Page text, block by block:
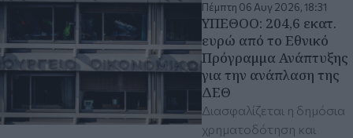
Πέμπτη 06 Αυγ 2026, 18:31
ΥΠΕΘΟΟ: 204,6 εκατ.
ευρώ από το Εθνικό
Πρόγραμμα Ανάπτυξης
για την ανάπλαση της
ΔΕΘ
Διασφαλίζεται η δημόσια
χρηματοδότηση και